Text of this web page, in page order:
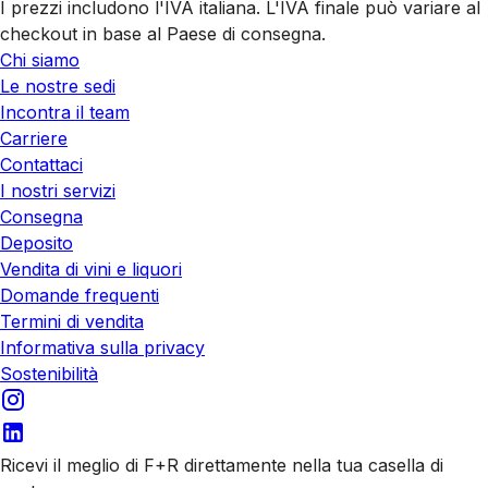
I prezzi includono l'IVA italiana. L'IVA finale può variare al
checkout in base al Paese di consegna.
Chi siamo
Le nostre sedi
Incontra il team
Carriere
Contattaci
I nostri servizi
Consegna
Deposito
Vendita di vini e liquori
Domande frequenti
Termini di vendita
Informativa sulla privacy
Sostenibilità
Ricevi il meglio di F+R direttamente nella tua casella di